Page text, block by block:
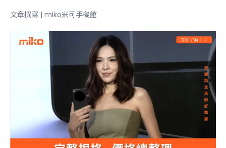
文章撰寫 | miko米可手機館